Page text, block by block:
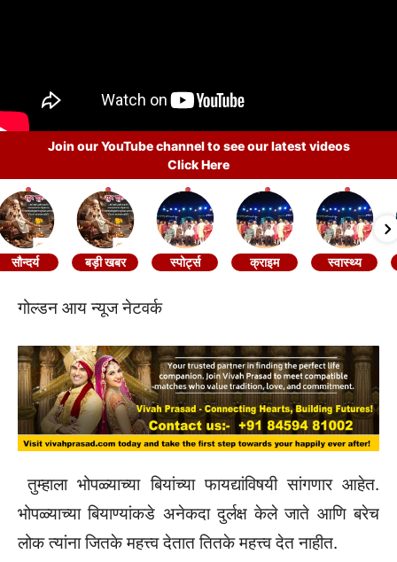
Join our YouTube channel to see our latest videos
Click Here
सौन्दर्य बड़ी खबर स्पोर्ट्स क्राइम स्वास्थ्य
गोल्डन आय न्यूज नेटवर्क
तुम्हाला भोपळ्याच्या बियांच्या फायद्यांविषयी सांगणार आहेत.
भोपळ्याच्या बियाण्यांकडे अनेकदा दुर्लक्ष केले जाते आणि बरेच
लोक त्यांना जितके महत्त्व देतात तितके महत्त्व देत नाहीत.